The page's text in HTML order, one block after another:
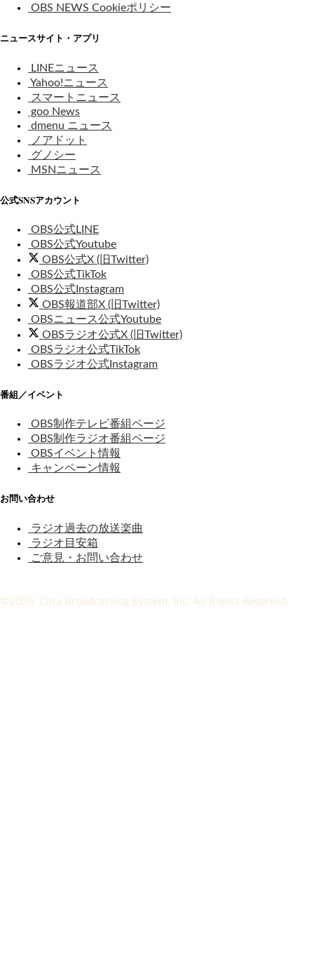
OBS NEWS Cookieポリシー
ニュースサイト・アプリ
LINEニュース
Yahoo!ニュース
スマートニュース
goo News
dmenu ニュース
ノアドット
グノシー
MSNニュース
公式SNSアカウント
OBS公式LINE
OBS公式Youtube
OBS公式X (旧Twitter)
OBS公式TikTok
OBS公式Instagram
OBS報道部X (旧Twitter)
OBSニュース公式Youtube
OBSラジオ公式X (旧Twitter)
OBSラジオ公式TikTok
OBSラジオ公式Instagram
番組／イベント
OBS制作テレビ番組ページ
OBS制作ラジオ番組ページ
OBSイベント情報
キャンペーン情報
お問い合わせ
ラジオ過去の放送楽曲
ラジオ目安箱
ご意見・お問い合わせ
©2026 Oita Broadcasting System, Inc. All Rights Reserved.